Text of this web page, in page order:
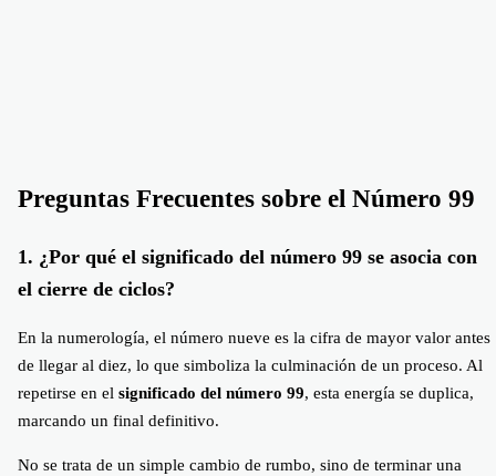
Preguntas Frecuentes sobre el Número 99
1. ¿Por qué el significado del número 99 se asocia con
el cierre de ciclos?
En la numerología, el número nueve es la cifra de mayor valor antes
de llegar al diez, lo que simboliza la culminación de un proceso. Al
repetirse en el significado del número 99, esta energía se duplica,
marcando un final definitivo.
No se trata de un simple cambio de rumbo, sino de terminar una